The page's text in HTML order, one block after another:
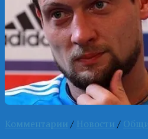
Комментарии / Новости /